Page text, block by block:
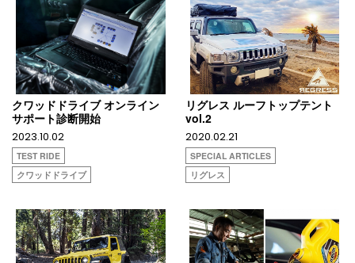
クワッドドライブ オンライン
サポート診断開始
2023.10.02
TEST RIDE
クワッドドライブ
リグレス ルーフトップテント
vol.2
2020.02.21
SPECIAL ARTICLES
リグレス